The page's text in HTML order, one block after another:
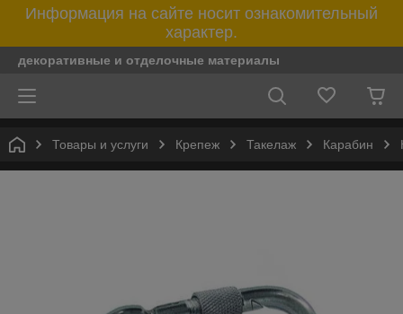
Информация на сайте носит ознакомительный
характер.
декоративные и отделочные материалы
Товары и услуги Крепеж Такелаж Карабин